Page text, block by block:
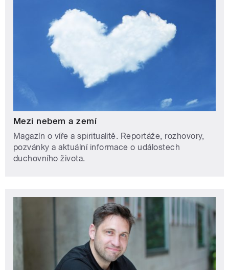
Mezi nebem a zemí
Magazín o víře a spiritualitě. Reportáže, rozhovory,
pozvánky a aktuální informace o událostech
duchovního života.